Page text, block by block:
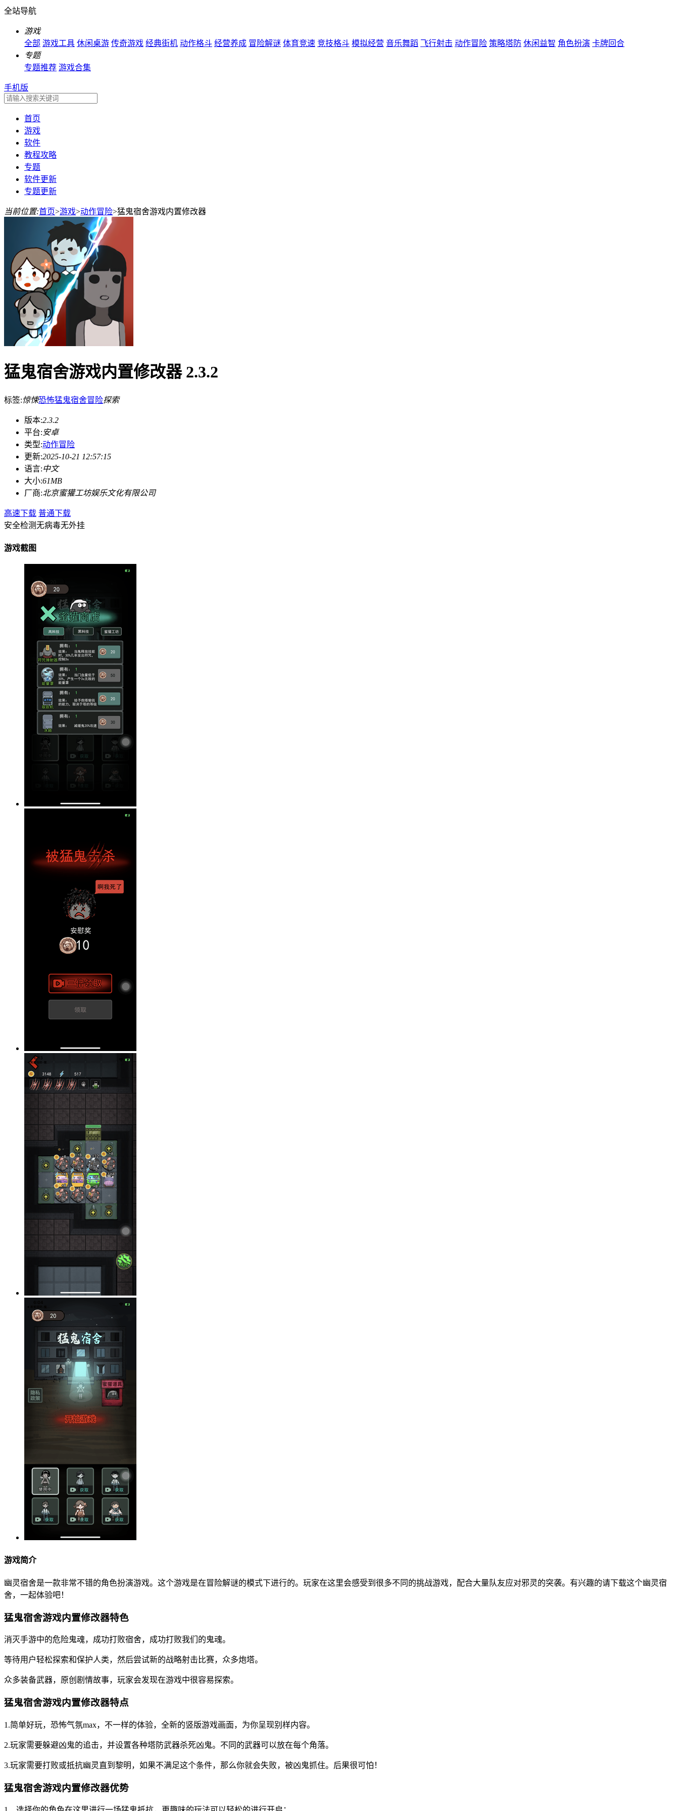
全站导航
游戏
全部 游戏工具 休闲桌游 传奇游戏 经典街机 动作格斗 经营养成 冒险解谜 体育竞速 竞技格斗 模拟经营 音乐舞蹈 飞行射击 动作冒险 策略塔防 休闲益智 角色扮演 卡牌回合
专题
专题推荐 游戏合集
手机版
首页
游戏
软件
教程攻略
专题
软件更新
专题更新
当前位置:首页>游戏>动作冒险>猛鬼宿舍游戏内置修改器
猛鬼宿舍游戏内置修改器 2.3.2
标签:惊悚恐怖猛鬼宿舍冒险探索
版本:2.3.2
平台:安卓
类型:动作冒险
更新:2025-10-21 12:57:15
语言:中文
大小:61MB
厂商:北京蜜獾工坊娱乐文化有限公司
高速下载 普通下载
安全检测无病毒无外挂
游戏截图
游戏简介
幽灵宿舍是一款非常不错的角色扮演游戏。这个游戏是在冒险解谜的模式下进行的。玩家在这里会感受到很多不同的挑战游戏，配合大量队友应对邪灵的突袭。有兴趣的请下载这个幽灵宿
舍，一起体验吧！
猛鬼宿舍游戏内置修改器特色
消灭手游中的危险鬼魂，成功打败宿舍，成功打败我们的鬼魂。
等待用户轻松探索和保护人类，然后尝试新的战略射击比赛，众多炮塔。
众多装备武器，原创剧情故事，玩家会发现在游戏中很容易探索。
猛鬼宿舍游戏内置修改器特点
1.简单好玩，恐怖气氛max，不一样的体验，全新的竖版游戏画面，为你呈现别样内容。
2.玩家需要躲避凶鬼的追击，并设置各种塔防武器杀死凶鬼。不同的武器可以放在每个角落。
3.玩家需要打败或抵抗幽灵直到黎明，如果不满足这个条件，那么你就会失败，被凶鬼抓住。后果很可怕！
猛鬼宿舍游戏内置修改器优势